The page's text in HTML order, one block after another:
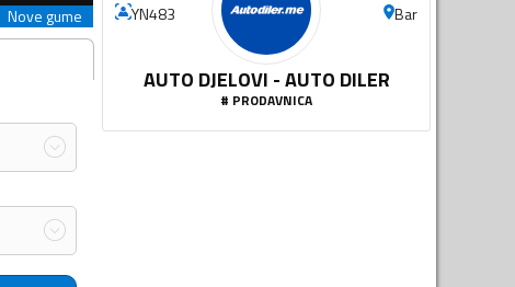
Nove gume
YN483 Bar
AUTO DJELOVI - AUTO DILER
# PRODAVNICA